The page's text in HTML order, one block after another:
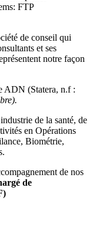
de conseil qui
et ses
notre façon
ADN (Statera, n.f :
de la santé, de
en Opérations
Biométrie,
de nos
de